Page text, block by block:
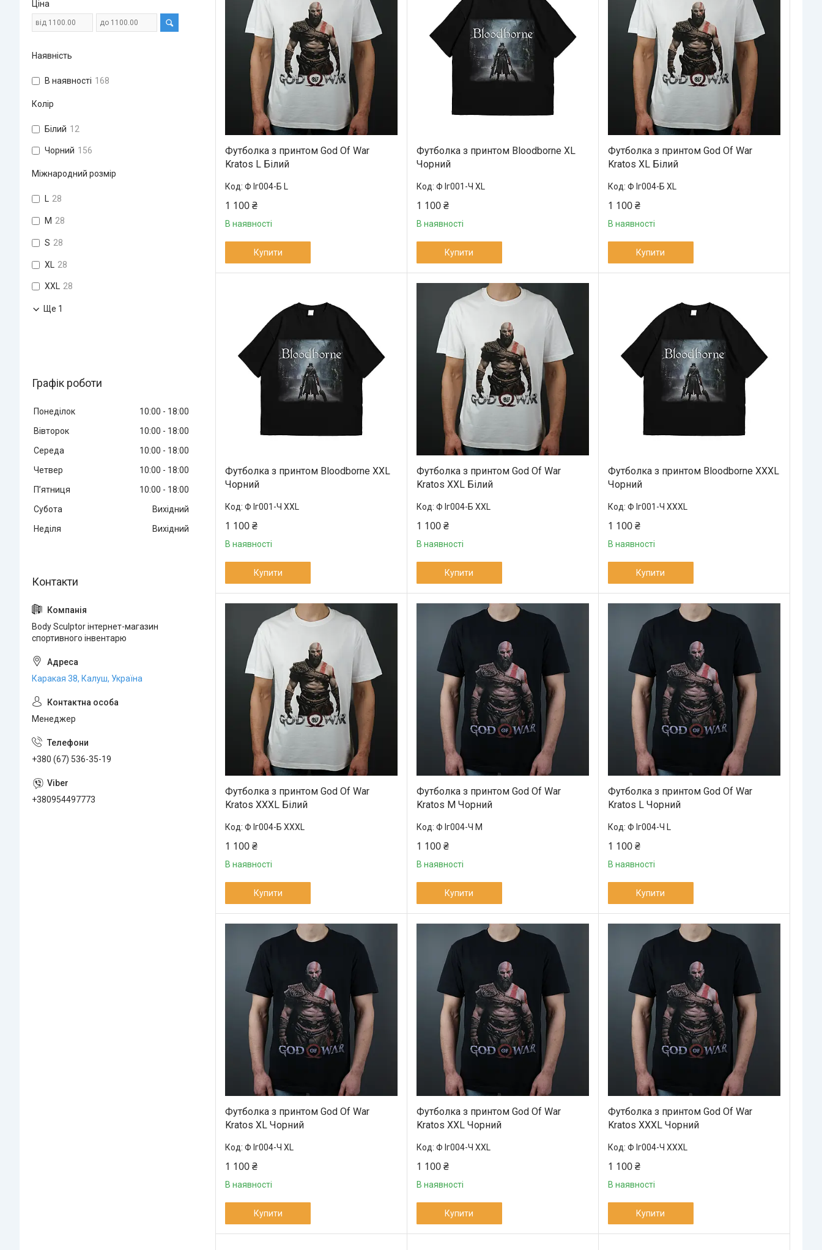
Футболка з принтом God Of War
Kratos L Білий
Ф Іг004-Б L
1 100 ₴
В наявності
Купити
Футболка з принтом Bloodborne XL
Чорний
Ф Іг001-Ч XL
1 100 ₴
В наявності
Купити
Футболка з принтом God Of War
Kratos XL Білий
Ф Іг004-Б XL
1 100 ₴
В наявності
Купити
Футболка з принтом Bloodborne XXL
Чорний
Ф Іг001-Ч XXL
1 100 ₴
В наявності
Купити
Футболка з принтом God Of War
Kratos XXL Білий
Ф Іг004-Б XXL
1 100 ₴
В наявності
Купити
Футболка з принтом Bloodborne XXXL
Чорний
Ф Іг001-Ч XXXL
1 100 ₴
В наявності
Купити
Футболка з принтом God Of War
Kratos XXXL Білий
Ф Іг004-Б XXXL
1 100 ₴
В наявності
Купити
Футболка з принтом God Of War
Kratos M Чорний
Ф Іг004-Ч M
1 100 ₴
В наявності
Купити
Футболка з принтом God Of War
Kratos L Чорний
Ф Іг004-Ч L
1 100 ₴
В наявності
Купити
Футболка з принтом God Of War
Kratos XL Чорний
Ф Іг004-Ч XL
1 100 ₴
В наявності
Купити
Футболка з принтом God Of War
Kratos XXL Чорний
Ф Іг004-Ч XXL
1 100 ₴
В наявності
Купити
Футболка з принтом God Of War
Kratos XXXL Чорний
Ф Іг004-Ч XXXL
1 100 ₴
В наявності
Купити
Ціна
Наявність
В наявності 168
Колір
Білий 12
Чорний 156
Міжнародний розмір
L 28
M 28
S 28
XL 28
XXL 28
Ще 1
Графік роботи
Понеділок 10:00
18:00
Вівторок
10:00
18:00
Середа
10:00
18:00
Четвер
10:00
18:00
Пʼятниця
10:00
18:00
Субота
Вихідний
Неділя
Вихідний
Body Sculptor інтернет-магазин
спортивного інвентарю
Каракая 38, Калуш, Україна
Менеджер
+380 (67) 536-35-19
+380954497773